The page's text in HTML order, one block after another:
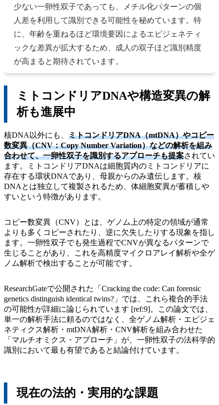
少ない一卵性双子であっても、メチル化パターンの個
人差を利用して識別できる可能性を秘めています。特
に、年齢を重ねるほど環境要因によるエピジェネティ
ックな差異が拡大するため、成人の双子ほど識別精度
が高まると期待されています。
ミトコンドリアDNAや構造変異の解
析も進展中
核DNA以外にも、 ミトコンドリアDNA（mtDNA）やコピー
数変異（CNV：Copy Number Variation）などの解析を組み
合わせて、一卵性双子を識別するアプローチも提案されてい
ます。ミトコンドリアDNAは細胞質内のミトコンドリアに
存在する環状DNAであり、母親からのみ遺伝します。核
DNAとは独立して複製されるため、体細胞変異が蓄積しや
すいという特徴があります。
コピー数変異（CNV）とは、ゲノム上の特定の領域が通常
よりも多くコピーされたり、逆に欠失したりする現象を指し
ます。一卵性双子でも発生過程でCNVが異なるパターンで
生じることがあり、これを高精度マイクロアレイ解析や全ゲ
ノム解析で検出することが可能です。
ResearchGateで公開された「Cracking the code: Can forensic
genetics distinguish identical twins?」では、これら複合的手法
の可能性が詳細に論じられています [ref:9]。この論文では、
単一の解析手法に頼るのではなく、全ゲノム解析・エピジェ
ネティクス解析・mtDNA解析・CNV解析を組み合わせた
「マルチオミクス・アプローチ」が、一卵性双子の法科学的
識別において最も有望であると結論付けています。
現在の法的・実用的な課題